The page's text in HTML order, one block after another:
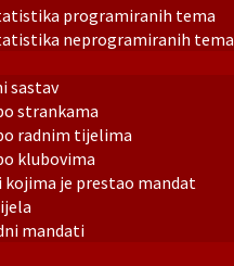
programiranih tema
neprogramiranih tema
sastav
strankama
radnim tijelima
klubovima
kojima je prestao mandat
mandati